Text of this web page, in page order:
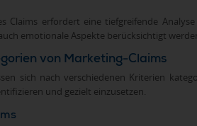
Claims erfordert eine tiefgreifende
emotionale Aspekte berücksichtigt
von Marketing-Claims
sich nach verschiedenen Kriterien
und gezielt einzusetzen.